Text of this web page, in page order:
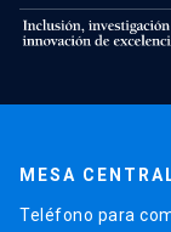
MESA
Teléfono para